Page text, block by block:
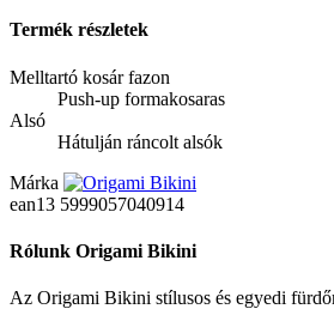
Termék részletek
Melltartó kosár fazon
Push-up formakosaras
Alsó
Hátulján ráncolt alsók
Márka
ean13 5999057040914
Rólunk Origami Bikini
Az Origami Bikini stílusos és egyedi